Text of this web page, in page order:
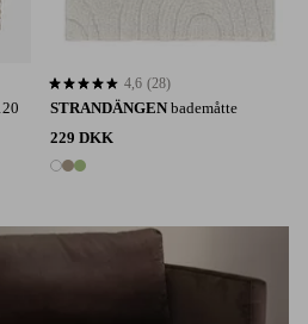
STRANDÄNGEN bademåtte
229 DKK
3 farver
4,6 baseret på 28 bedømmelser
4,6 (28)